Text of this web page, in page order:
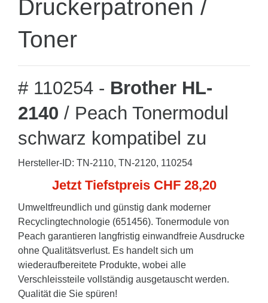
Druckerpatronen /
Toner
# 110254 - Brother HL-
2140 / Peach Tonermodul
schwarz kompatibel zu
Hersteller-ID: TN-2110, TN-2120, 110254
Jetzt Tiefstpreis CHF 28,20
Umweltfreundlich und günstig dank moderner
Recyclingtechnologie (651456). Tonermodule von
Peach garantieren langfristig einwandfreie Ausdrucke
ohne Qualitätsverlust. Es handelt sich um
wiederaufbereitete Produkte, wobei alle
Verschleissteile vollständig ausgetauscht werden.
Qualität die Sie spüren!